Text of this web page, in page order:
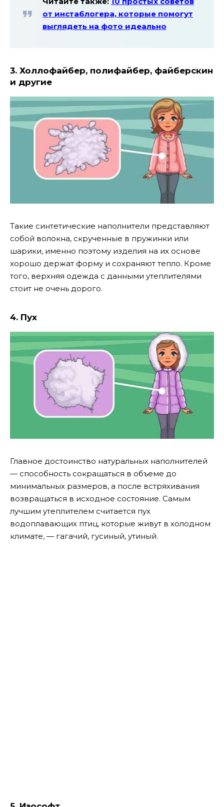
от инстаблогера, которые помогут
выглядеть на фото идеально
3. Холлофайбер, полифайбер, файберскин
и другие
Такие синтетические наполнители представляют
собой волокна, скрученные в пружинки или
шарики, именно поэтому изделия на их основе
хорошо держат форму и сохраняют тепло. Кроме
того, верхняя одежда с данными утеплителями
стоит не очень дорого.
4. Пух
Главное достоинство натуральных наполнителей
— способность сокращаться в объеме до
минимальных размеров, а после встряхивания
возвращаться в исходное состояние. Самым
лучшим утеплителем считается пух
водоплавающих птиц, которые живут в холодном
климате, — гагачий, гусиный, утиный.